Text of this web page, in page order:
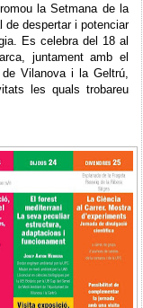
la Setmana de la
de despertar i potenciar
Es celebra del 18 al
juntament amb el
Vilanova i la Geltrú,
les quals trobareu